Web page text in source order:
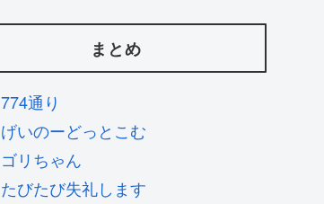
まとめ
774通り
げいのーどっとこむ
ゴリちゃん
たびたび失礼します